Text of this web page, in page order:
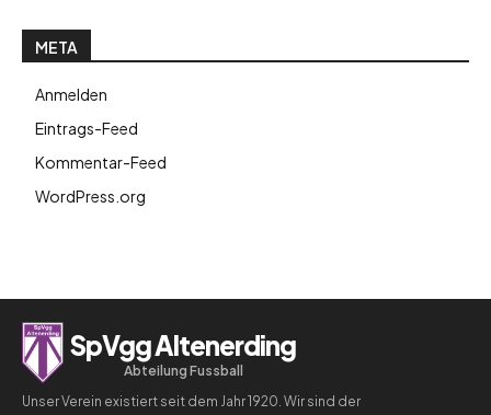
META
Anmelden
Eintrags-Feed
Kommentar-Feed
WordPress.org
SpVgg Altenerding
Abteilung Fussball
Unser Verein existiert seit dem Jahr 1920. Wir sind der